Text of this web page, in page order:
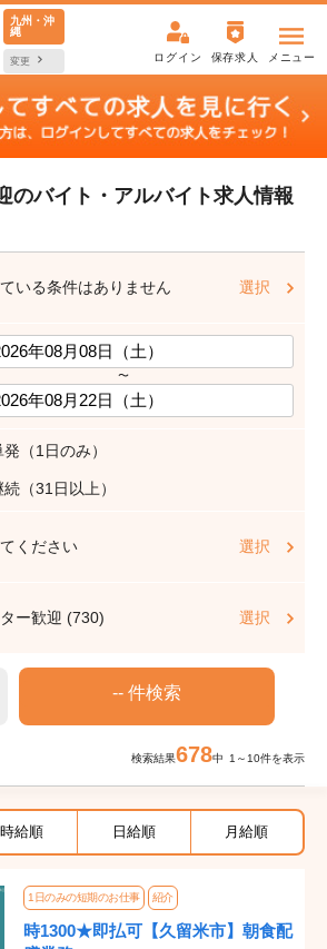
九州・沖
縄
変更 ログイン 保存求人 メニュー
のバイト・アルバイト求人情報
いる条件はありません 選択
〜
発（1日のみ）
続（31日以上）
ください 選択
ー歓迎 (730) 選択
検索結果678中 1～10件を表示
時給順 日給順 月給順
1日のみの短期のお仕事 紹介
時1300★即払可【久留米市】朝食配